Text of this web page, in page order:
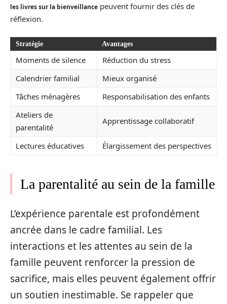
les livres sur la bienveillance peuvent fournir des clés de
réflexion.
Stratégie Avantages
Moments de silence
Réduction du stress
Calendrier familial
Mieux organisé
Tâches ménagères
Responsabilisation des enfants
Ateliers de
parentalité
Apprentissage collaboratif
Lectures éducatives Élargissement des perspectives
La parentalité au sein de la famille
L’expérience parentale est profondément
ancrée dans le cadre familial. Les
interactions et les attentes au sein de la
famille peuvent renforcer la pression de
sacrifice, mais elles peuvent également offrir
un soutien inestimable. Se rappeler que